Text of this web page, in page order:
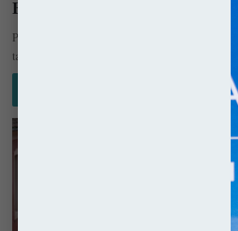
Braszów – Miasto na granicy
Położone u podnóży Karpat, rumuńskie miasto
także (Orașul) Stalin (!) w latach 1950-1960),